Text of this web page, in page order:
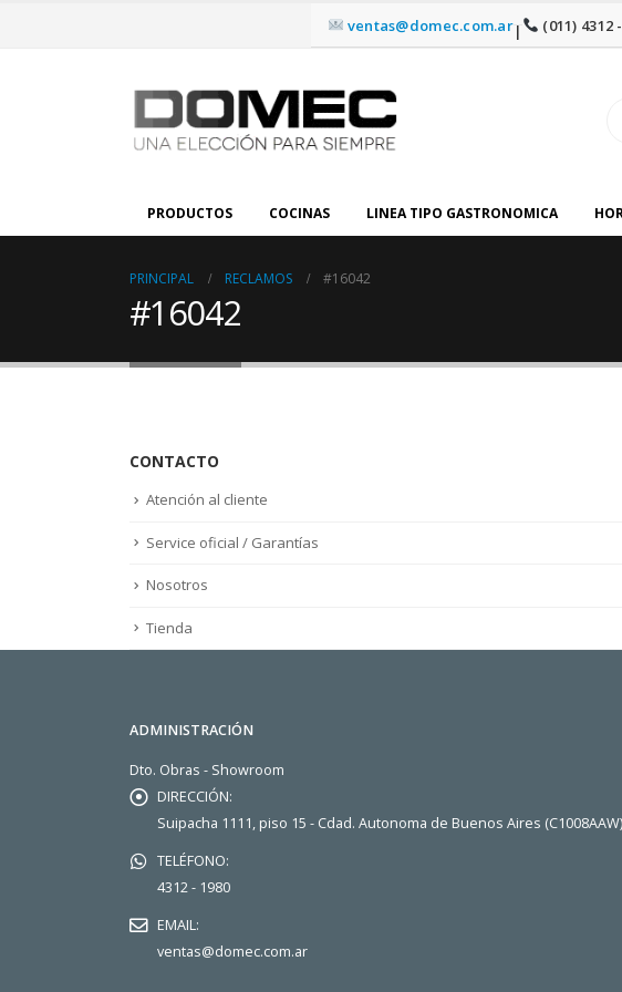
ventas@domec.com.ar| (011) 4312
PRODUCTOS COCINAS LINEA TIPO GASTRONOMICA
PRINCIPAL RECLAMOS #16042
#16042
CONTACTO
Atención al cliente
Service oficial / Garantías
Nosotros
Tienda
ADMINISTRACIÓN
Dto. Obras - Showroom
DIRECCIÓN:
Suipacha 1111, piso 15 - Cdad. Autonoma de Buenos Aires (C1008AAW)
TELÉFONO:
4312 - 1980
EMAIL:
ventas@domec.com.ar